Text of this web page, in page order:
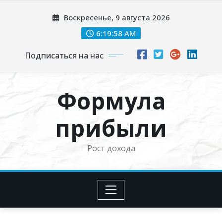
Воскресенье, 9 августа 2026
6:19:59 AM
Подписаться на нас
Формула
прибыли
Рост дохода